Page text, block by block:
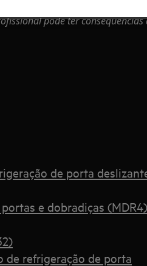
pode ter consequências
de porta
e dobradiças (MDR4)
de refrigeração de porta